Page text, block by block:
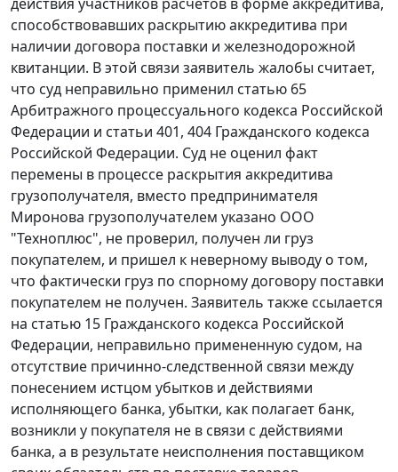
действия участников расчетов в форме аккредитива,
способствовавших раскрытию аккредитива при
наличии договора поставки и железнодорожной
квитанции. В этой связи заявитель жалобы считает,
что суд неправильно применил статью 65
Арбитражного процессуального кодекса Российской
Федерации и статьи 401, 404 Гражданского кодекса
Российской Федерации. Суд не оценил факт
перемены в процессе раскрытия аккредитива
грузополучателя, вместо предпринимателя
Миронова грузополучателем указано ООО
"Техноплюс", не проверил, получен ли груз
покупателем, и пришел к неверному выводу о том,
что фактически груз по спорному договору поставки
покупателем не получен. Заявитель также ссылается
на статью 15 Гражданского кодекса Российской
Федерации, неправильно примененную судом, на
отсутствие причинно-следственной связи между
понесением истцом убытков и действиями
исполняющего банка, убытки, как полагает банк,
возникли у покупателя не в связи с действиями
банка, а в результате неисполнения поставщиком